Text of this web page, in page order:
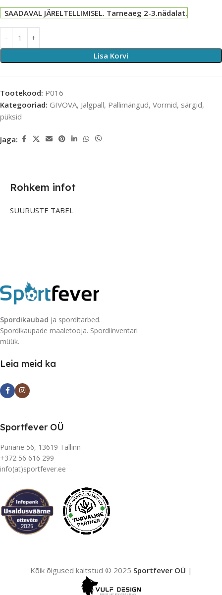
SAADAVAL JÄRELTELLIMISEL. Tarneaeg 2-3.nädalat.
Lisa Korvi
Tootekood: P016
Kategooriad: GIVOVA, Jalgpall, Pallimängud, Vormid, särgid,
püksid
Jaga:
Rohkem infot
SUURUSTE TABEL
Spordikaubad ja sporditarbed.
Spordikaupade maaletooja. Spordiinventari
müük.
Leia meid ka
Sportfever OÜ
Punane 56, 13619 Tallinn
+372 56 616 299
info(at)sportfever.ee
Kõik õigused kaitstud © 2025 Sportfever OÜ |